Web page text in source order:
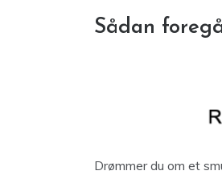
Sådan
Drømmer du om et